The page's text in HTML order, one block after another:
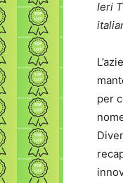
Ieri
per